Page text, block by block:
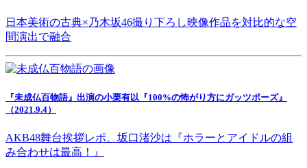
日本美術の古典×乃木坂46撮り下ろし映像作品を対比的な空
間演出で融合
『未成仏百物語』出演の小栗有以『100%の怖がり方にガッツポーズ』
（2021.9.4）
AKB48舞台挨拶レポ、坂口渚沙は『ホラーとアイドルの組
み合わせは最高！』